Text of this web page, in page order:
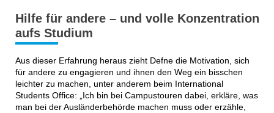
Hilfe für andere – und volle Konzentration
aufs Studium
Aus dieser Erfahrung heraus zieht Defne die Motivation, sich
für andere zu engagieren und ihnen den Weg ein bisschen
leichter zu machen, unter anderem beim International
Students Office: „Ich bin bei Campustouren dabei, erkläre, was
man bei der Ausländerbehörde machen muss oder erzähle,